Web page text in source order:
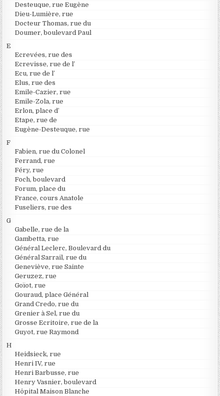
Desteuque, rue Eugène
Dieu-Lumière, rue
Docteur Thomas, rue du
Doumer, boulevard Paul
E
Ecrevées, rue des
Ecrevisse, rue de l’
Ecu, rue de l’
Elus, rue des
Emile-Cazier, rue
Emile-Zola, rue
Erlon, place d’
Etape, rue de
Eugène-Desteuque, rue
F
Fabien, rue du Colonel
Ferrand, rue
Féry, rue
Foch, boulevard
Forum, place du
France, cours Anatole
Fuseliers, rue des
G
Gabelle, rue de la
Gambetta, rue
Général Leclerc, Boulevard du
Général Sarrail, rue du
Geneviève, rue Sainte
Geruzez, rue
Goïot, rue
Gouraud, place Général
Grand Credo, rue du
Grenier à Sel, rue du
Grosse Ecritoire, rue de la
Guyot, rue Raymond
H
Heidsieck, rue
Henri IV, rue
Henri Barbusse, rue
Henry Vasnier, boulevard
Hôpital Maison Blanche